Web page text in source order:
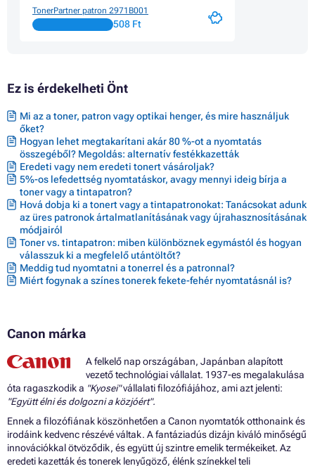
Patron CANON PIXMA MP260
Patron CANON PIXMA MP270
Patron CANON PIXMA MP272
Patron CANON PIXMA MP480
Patron CANON PIXMA MP490 SERIES
Patron CANON PIXMA MP492
Patron CANON PIXMA MP495
Patron CANON PIXMA MP499
Patron CANON PIXMA MX320
Patron CANON PIXMA MX330
Patron CANON PIXMA MX340
Patron CANON PIXMA MX340RFB
Patron CANON PIXMA MX350
Patron CANON PIXMA MX360
Patron CANON PIXMA MX410
Patron CANON PIXMA MX420
TonerPartner patron 2971B001
508 Ft
Ez is érdekelheti Önt
Mi az a toner, patron vagy optikai henger, és mire használjuk
őket?
Hogyan lehet megtakarítani akár 80 %-ot a nyomtatás
összegéből? Megoldás: alternatív festékkazetták
Eredeti vagy nem eredeti tonert vásároljak?
5%-os lefedettség nyomtatáskor, avagy mennyi ideig bírja a
toner vagy a tintapatron?
Hová dobja ki a tonert vagy a tintapatronokat: Tanácsokat adunk
az üres patronok ártalmatlanításának vagy újrahasznosításának
módjairól
Toner vs. tintapatron: miben különböznek egymástól és hogyan
válasszuk ki a megfelelő utántöltőt?
Meddig tud nyomtatni a tonerrel és a patronnal?
Miért fogynak a színes tonerek fekete-fehér nyomtatásnál is?
Canon márka
A felkelő nap országában, Japánban alapított
vezető technológiai vállalat. 1937-es megalakulása
óta ragaszkodik a "Kyosei"vállalati filozófiájához, ami azt jelenti:
"Együtt élni és dolgozni a közjóért".
Ennek a filozófiának köszönhetően a Canon nyomtatók otthonaink és
irodáink kedvenc részévé váltak. A fantáziadús dizájn kiváló minőségű
innovációkkal ötvöződik, és együtt új szintre emelik termékeiket. Az
eredeti kazetták és tonerek lenyűgöző, élénk színekkel teli